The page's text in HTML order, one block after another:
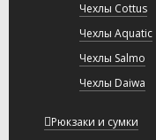
Чехлы Cottus
Чехлы Aquatic
Чехлы Salmo
Чехлы Daiwa
Рюкзаки и сумки